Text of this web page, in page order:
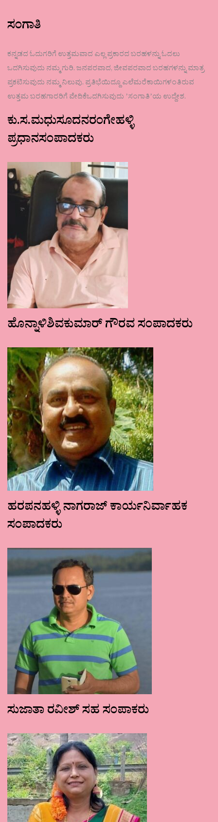
ಸಂಗಾತಿ
ಕನ್ನಡದ ಓದುಗರಿಗೆ ಉತ್ತಮವಾದ ಎಲ್ಲ ಪ್ರಕಾರದ ಬರಹಳನ್ನು ಓದಲು
ಒದಗಿಸುವುದು ನಮ್ಮ ಗುರಿ. ಜನಪರವಾದ, ಜೀವಪರವಾದ ಬರಹಗಳನ್ನು ಮಾತ್ರ
ಪ್ರಕಟಿಸುವುದು ನಮ್ಮ ನಿಲುವು. ಪ್ರತಿಭೆಯಿದ್ದೂ ಎಲೆಮರೆಕಾಯಿಗಳಂತಿರುವ
ಉತ್ತಮ ಬರಹಗಾರರಿಗೆ ವೇದಿಕೆಒದಗಿಸುವುದು ʼಸಂಗಾತಿʼಯ ಉದ್ದೇಶ.
ಕು.ಸ.ಮಧುಸೂದನರಂಗೇಹಳ್ಳಿ
ಪ್ರಧಾನಸಂಪಾದಕರು
ಹೊನ್ನಾಳಿಶಿವಕುಮಾರ್ ಗೌರವ ಸಂಪಾದಕರು
ಹರಪನಹಳ್ಳಿ ನಾಗರಾಜ್ ಕಾರ್ಯನಿರ್ವಾಹಕ
ಸಂಪಾದಕರು
ಸುಜಾತಾ ರವೀಶ್ ಸಹ ಸಂಪಾಕರು